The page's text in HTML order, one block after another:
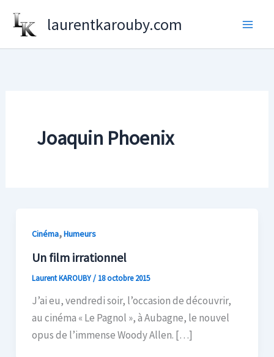
laurentkarouby.com
Joaquin Phoenix
Cinéma,Humeurs
Un film irrationnel
Laurent KAROUBY/ 18 octobre 2015
J’ai eu, vendredi soir, l’occasion de découvrir,
au cinéma « Le Pagnol », à Aubagne, le nouvel
opus de l’immense Woody Allen. […]